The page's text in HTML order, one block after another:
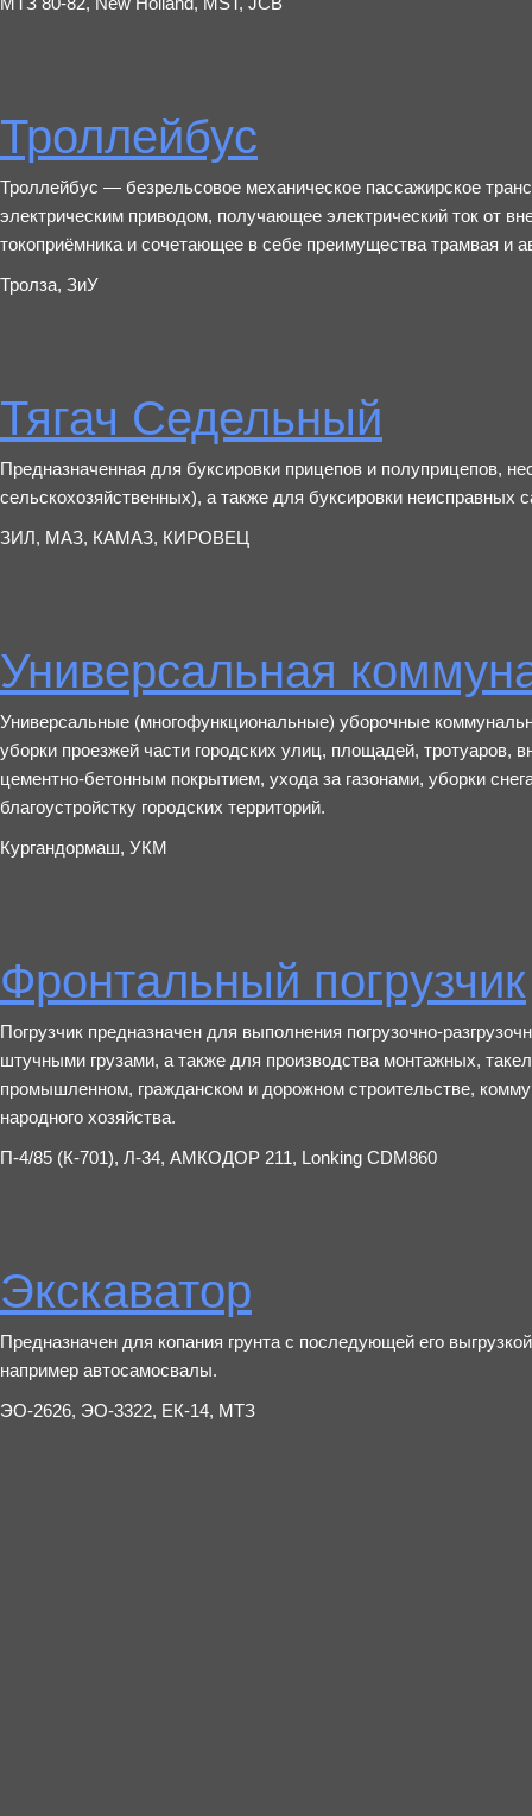
Троллейбус
Троллейбус — безрельсовое механическое пассажирское
электрическим приводом, получающее электрический ток от
токоприёмника и сочетающее в себе преимущества трамвая и
Тролза, ЗиУ
Тягач Седельный
Предназначенная для буксировки прицепов и полуприцепов,
сельскохозяйственных), а также для буксировки неисправных
ЗИЛ, МАЗ, КАМАЗ, КИРОВЕЦ
Универсальная
Универсальные (многофункциональные) уборочные
уборки проезжей части городских улиц, площадей, тротуаров,
цементно-бетонным покрытием, ухода за газонами, уборки
благоустройстку городских территорий.
Кургандормаш, УКМ
Фронтальный погрузчик
Погрузчик предназначен для выполнения погрузочно-
штучными грузами, а также для производства монтажных,
промышленном, гражданском и дорожном строительстве,
народного хозяйства.
П-4/85 (К-701), Л-34, АМКОДОР 211, Lonking CDM860
Экскаватор
Предназначен для копания грунта с последующей его
например автосамосвалы.
ЭО-2626, ЭО-3322, ЕК-14, МТЗ